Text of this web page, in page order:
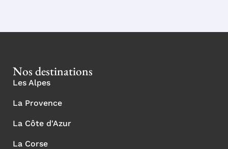
Nos destinations
Les Alpes
La Provence
La Côte d'Azur
La Corse